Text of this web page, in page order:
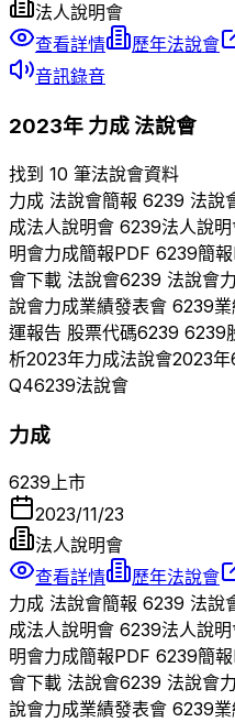
法人說明會
查看詳情
歷年法說會
音訊錄音
2023年 力成法說會
找到 10 筆法說會資料
力成 法說會簡報 6239 法說
成法人說明會 6239法人說
明會力成簡報PDF 6239簡
會下載 法說會6239 法說會
說會力成業績發表會 6239
運報告 股票代碼6239 6239
析2023年力成法說會2023年
Q46239法說會
力成
6239上市
2023/11/23
法人說明會
查看詳情
歷年法說會
力成 法說會簡報 6239 法說
成法人說明會 6239法人說
明會力成簡報PDF 6239簡
會下載 法說會6239 法說會
說會力成業績發表會 6239